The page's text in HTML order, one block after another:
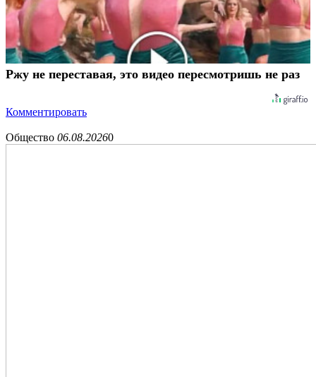
Ржу не переставая, это видео пересмотришь не раз
Комментировать
Общество 06.08.20260